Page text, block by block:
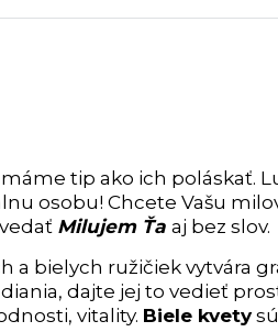
tip ako ich poláskať.
osobu! Chcete Vašu
Milujem Ťa aj bez slov.
a bielych ružičiek vytvára
dajte jej to vedieť
vitality. Biele kvetysú